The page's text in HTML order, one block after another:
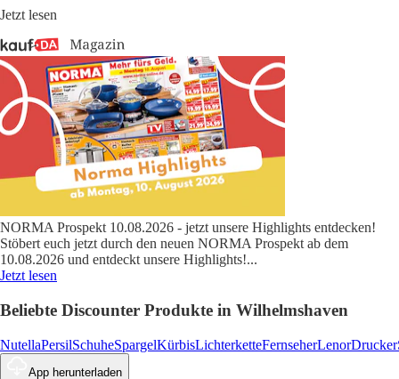
Jetzt lesen
NORMA Prospekt 10.08.2026 - jetzt unsere Highlights entdecken!
Stöbert euch jetzt durch den neuen NORMA Prospekt ab dem
10.08.2026 und entdeckt unsere Highlights!...
Jetzt lesen
Beliebte Discounter Produkte in Wilhelmshaven
NutellaPersilSchuheSpargelKürbisLichterketteFernseherLenorDrucker
App herunterladen